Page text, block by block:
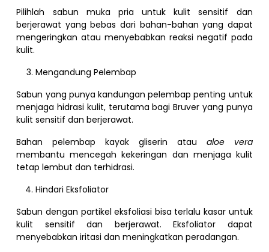
Pilihlah sabun muka pria untuk kulit sensitif dan
berjerawat yang bebas dari bahan-bahan yang dapat
mengeringkan atau menyebabkan reaksi negatif pada
kulit.
Mengandung Pelembap
Sabun yang punya kandungan pelembap penting untuk
menjaga hidrasi kulit, terutama bagi Bruver yang punya
kulit sensitif dan berjerawat.
Bahan pelembap kayak gliserin atau aloe vera
membantu mencegah kekeringan dan menjaga kulit
tetap lembut dan terhidrasi.
Hindari Eksfoliator
Sabun dengan partikel eksfoliasi bisa terlalu kasar untuk
kulit sensitif dan berjerawat. Eksfoliator dapat
menyebabkan iritasi dan meningkatkan peradangan.